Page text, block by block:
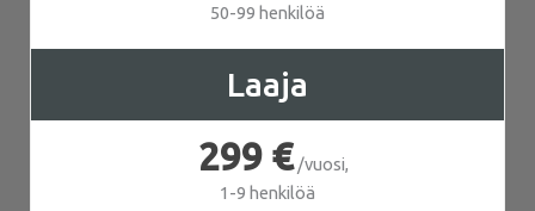
50-99 henkilöä
Laaja
299 €/vuosi,
1-9 henkilöä